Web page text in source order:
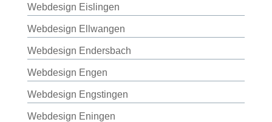
Webdesign Eislingen
Webdesign Ellwangen
Webdesign Endersbach
Webdesign Engen
Webdesign Engstingen
Webdesign Eningen